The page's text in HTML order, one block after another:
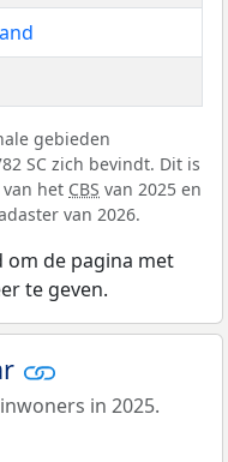
gebieden
SC zich bevindt. Dit is
het CBS van 2025 en
van 2026.
om de pagina met
te geven.
in 2025.